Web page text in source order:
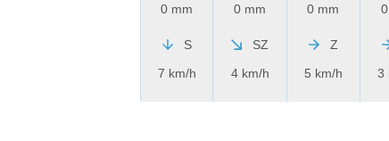
0 mm
S
7 km/h
0 mm
SZ
4 km/h
0 mm
Z
5 km/h
3